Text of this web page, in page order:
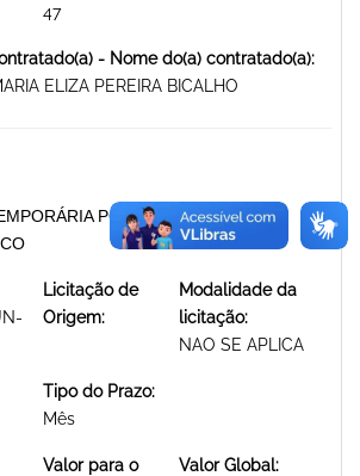
47
- Nome do(a) contratado(a):
ELIZA PEREIRA BICALHO
POR EXCEPCIONAL
Licitação de
Origem:
Modalidade da
licitação:
NAO SE APLICA
Tipo do Prazo:
Mês
Valor para o
Valor Global: